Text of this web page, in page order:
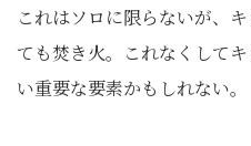
これはソロに限らないが、
ても焚き火。これなくして
い重要な要素かもしれない。